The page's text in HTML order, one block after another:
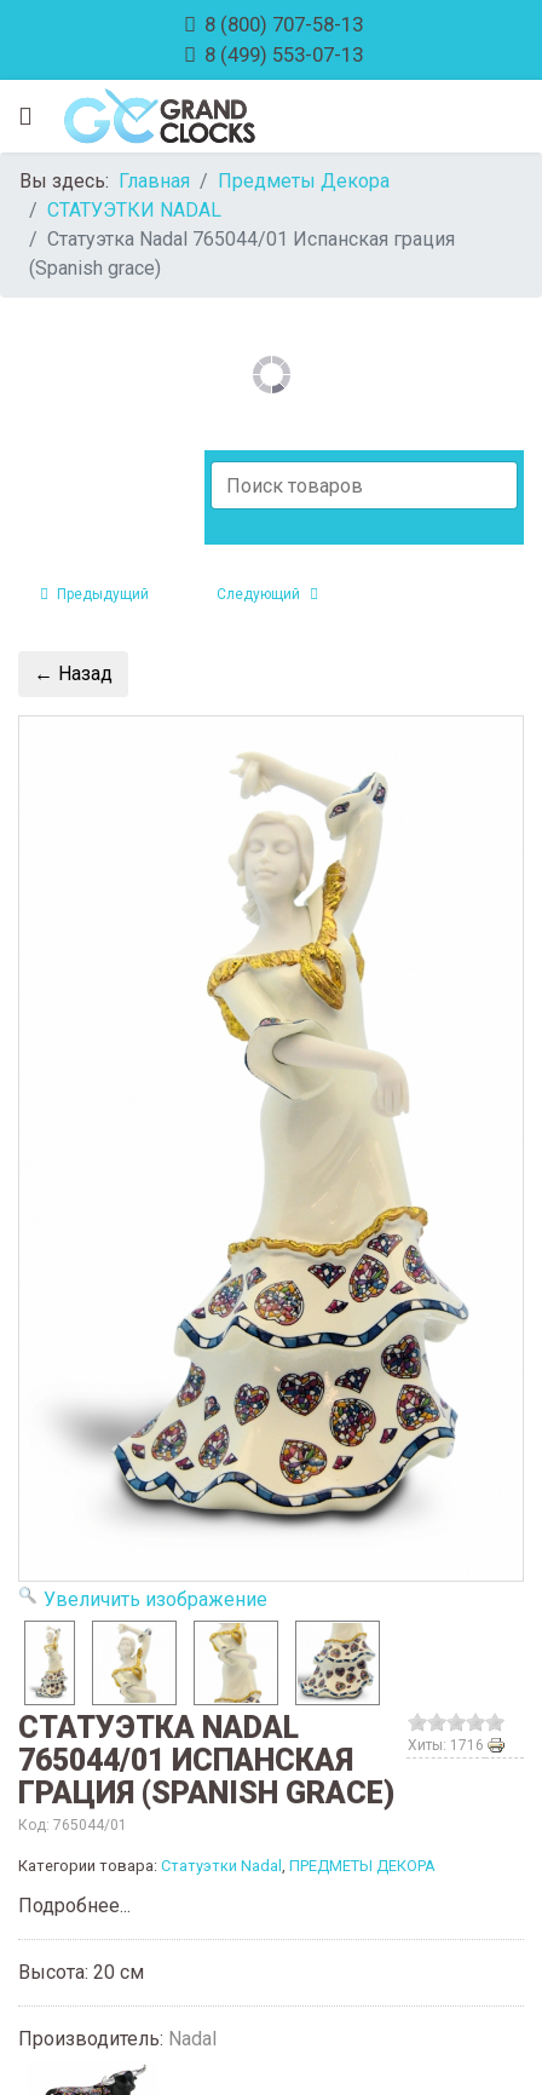
8 (800) 707-58-13
8 (499) 553-07-13
Вы здесь: Главная
Предметы Декора
СТАТУЭТКИ NADAL
Статуэтка Nadal 765044/01 Испанская грация
(Spanish grace)
Предыдущий Следующий
Увеличить изображение
Хиты: 1716
СТАТУЭТКА NADAL
765044/01 ИСПАНСКАЯ
ГРАЦИЯ (SPANISH GRACE)
Код: 765044/01
Категории товара: Статуэтки Nadal , ПРЕДМЕТЫ ДЕКОРА
Подробнее...
Высота: 20 см
Производитель: Nadal